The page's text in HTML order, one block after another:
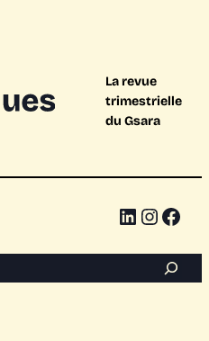
La revue
trimestrielle
du Gsara